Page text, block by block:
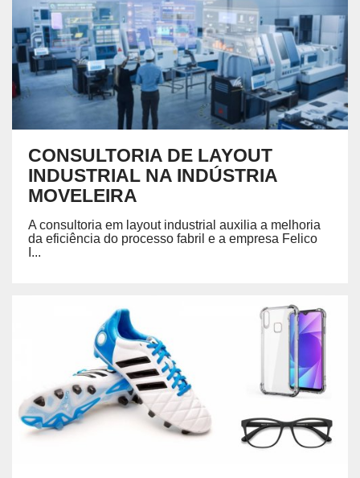
CONSULTORIA DE LAYOUT
INDUSTRIAL NA INDÚSTRIA
MOVELEIRA
A consultoria em layout industrial auxilia a melhoria
da eficiência do processo fabril e a empresa Felico
I...